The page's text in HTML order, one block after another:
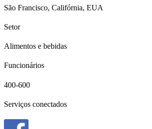
São Francisco, Califórnia, EUA
Setor
Alimentos e bebidas
Funcionários
400-600
Serviços conectados